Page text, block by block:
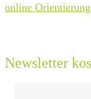
online
Newsletter